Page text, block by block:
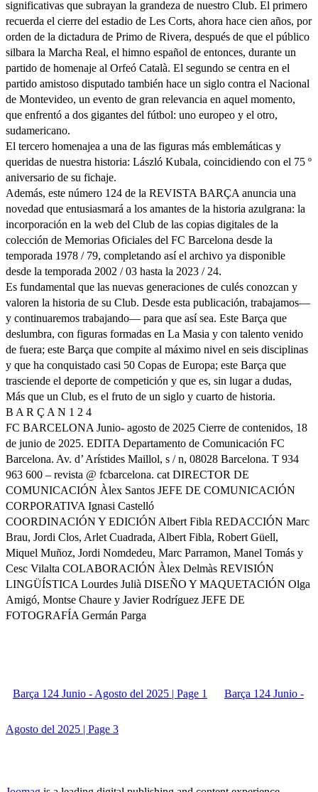
significativas que subrayan la grandeza de nuestro Club. El primero
recuerda el cierre del estadio de Les Corts, ahora hace cien años, por
orden de la dictadura de Primo de Rivera, después de que el público
silbara la Marcha Real, el himno español de entonces, durante un
partido de homenaje al Orfeó Català. El segundo se centra en el
partido amistoso disputado también hace un siglo contra el Nacional
de Montevideo, un evento de gran relevancia en aquel momento,
que enfrentó a dos gigantes del fútbol: uno europeo y el otro,
sudamericano.
El tercero homenajea a una de las figuras más emblemáticas y
queridas de nuestra historia: László Kubala, coincidiendo con el 75 º
aniversario de su fichaje.
Además, este número 124 de la REVISTA BARÇA anuncia una
novedad que entusiasmará a los amantes de la historia azulgrana: la
incorporación en la web del Club de las copias digitales de la
colección de Memorias Oficiales del FC Barcelona desde la
temporada 1978 / 79, completando así el archivo ya disponible
desde la temporada 2002 / 03 hasta la 2023 / 24.
Es fundamental que las nuevas generaciones de culés conozcan y
valoren la historia de su Club. Desde esta publicación, trabajamos—
y continuaremos trabajando— para que así sea. Este Barça que
deslumbra, con figuras formadas en La Masia y con talento venido
de fuera; este Barça que compite al máximo nivel en seis disciplinas
y que ha conquistado casi 50 Copas de Europa; este Barça que
trasciende el deporte de competición y que es, sin lugar a dudas,
Más que un Club, es el fruto de un siglo y cuarto de historia.
B A R Ç A N 1 2 4
FC BARCELONA Junio- agosto de 2025 Cierre de contenidos, 18
de junio de 2025. EDITA Departamento de Comunicación FC
Barcelona. Av. d’ Arístides Maillol, s / n, 08028 Barcelona. T 934
963 600 – revista @ fcbarcelona. cat DIRECTOR DE
COMUNICACIÓN Àlex Santos JEFE DE COMUNICACIÓN
CORPORATIVA Ignasi Castelló
COORDINACIÓN Y EDICIÓN Albert Fibla REDACCIÓN Marc
Brau, Jordi Clos, Arlet Cuadrada, Albert Fibla, Robert Güell,
Miquel Muñoz, Jordi Nomdedeu, Marc Parramon, Manel Tomás y
Cesc Vilalta COLABORACIÓN Àlex Delmàs REVISIÓN
LINGÜÍSTICA Lourdes Julià DISEÑO Y MAQUETACIÓN Olga
Amigó, Montse Chaure y Javier Rodríguez JEFE DE
FOTOGRAFÍA Germán Parga
Barça 124 Junio - Agosto del 2025 | Page 1 Barça 124 Junio -
Agosto del 2025 | Page 3